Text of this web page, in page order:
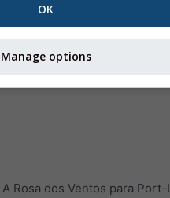
A Rosa dos Ventos para Port-
OK
Manage options